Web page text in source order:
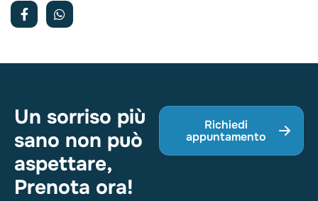
Un sorriso più
sano non può
aspettare,
Prenota ora!
Richiedi
appuntamento